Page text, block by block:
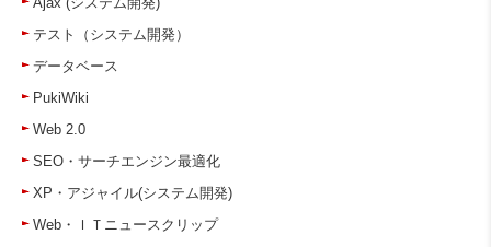
テスト（システム開発）
データベース
PukiWiki
Web 2.0
SEO・サーチエンジン最適化
XP・アジャイル(システム開発)
Web・ＩＴニュースクリップ